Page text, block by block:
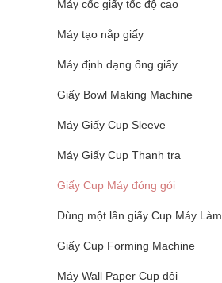
Máy cốc giấy tốc độ cao
Máy tạo nắp giấy
Máy định dạng ống giấy
Giấy Bowl Making Machine
Máy Giấy Cup Sleeve
Máy Giấy Cup Thanh tra
Giấy Cup Máy đóng gói
Dùng một lần giấy Cup Máy Làm
Giấy Cup Forming Machine
Máy Wall Paper Cup đôi